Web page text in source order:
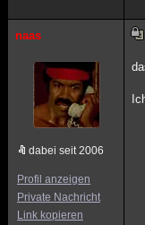
naas
dabei seit 2006
Profil anzeigen
Private Nachricht
Link kopieren